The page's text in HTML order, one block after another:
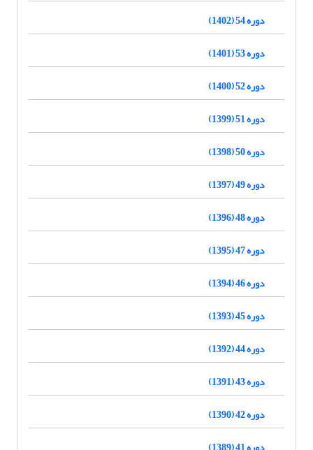
دوره 54 (1402)
دوره 53 (1401)
دوره 52 (1400)
دوره 51 (1399)
دوره 50 (1398)
دوره 49 (1397)
دوره 48 (1396)
دوره 47 (1395)
دوره 46 (1394)
دوره 45 (1393)
دوره 44 (1392)
دوره 43 (1391)
دوره 42 (1390)